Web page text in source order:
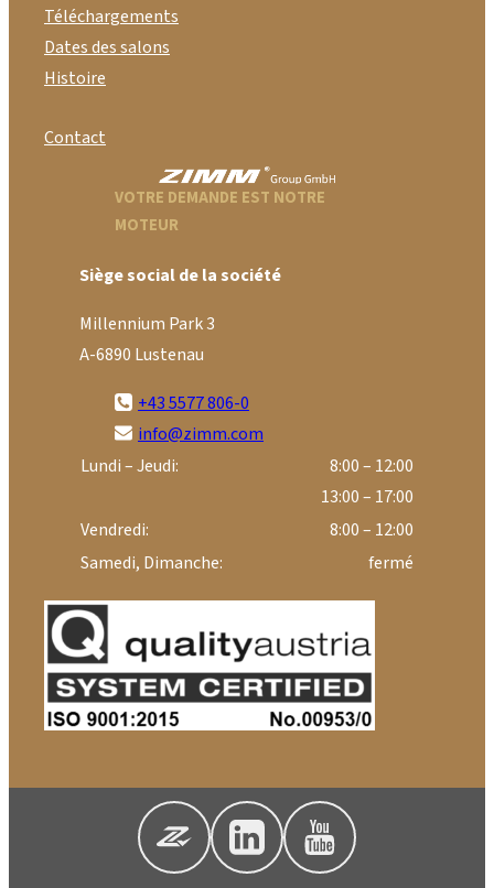
Téléchargements
Dates des salons
Histoire
Contact
VOTRE DEMANDE EST NOTRE
MOTEUR
Siège social de la société
Millennium Park 3
A-6890 Lustenau
+43 5577 806-0
info@zimm.com
Lundi – Jeudi:
8:00 – 12:00
13:00 – 17:00
Vendredi:
8:00 – 12:00
Samedi, Dimanche:
fermé